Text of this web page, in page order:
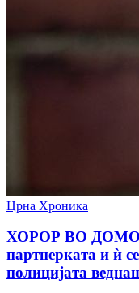
Црна Хроника
ХОРОР ВО
партнерката и ѝ
полицијата